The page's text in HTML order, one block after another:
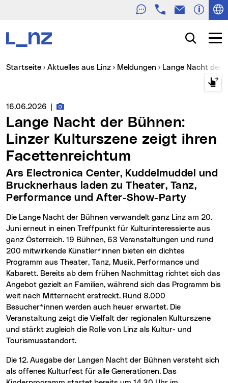
TelefonE-Mail
Suche
Sie sind hier:
Startseite Aktuelles aus Linz Meldungen Lange Nacht der
Medienservice vom:
16.06.2026 Fotos zur Meldung
Lange Nacht der Bühnen:
Linzer Kulturszene zeigt ihren
Facettenreichtum
Ars Electronica Center, Kuddelmuddel und
Brucknerhaus laden zu Theater, Tanz,
Performance und After-Show-Party
Die Lange Nacht der Bühnen verwandelt ganz Linz am 20.
Juni erneut in einen Treffpunkt für Kulturinteressierte aus
ganz Österreich. 19 Bühnen, 63 Veranstaltungen und rund
200 mitwirkende Künstler*innen bieten ein dichtes
Programm aus Theater, Tanz, Musik, Performance und
Kabarett. Bereits ab dem frühen Nachmittag richtet sich das
Angebot gezielt an Familien, während sich das Programm bis
weit nach Mitternacht erstreckt. Rund 8.000
Besucher*innen werden auch heuer erwartet. Die
Veranstaltung zeigt die Vielfalt der regionalen Kulturszene
und stärkt zugleich die Rolle von Linz als Kultur- und
Tourismusstandort.
Die 12. Ausgabe der Langen Nacht der Bühnen versteht sich
als offenes Kulturfest für alle Generationen. Das